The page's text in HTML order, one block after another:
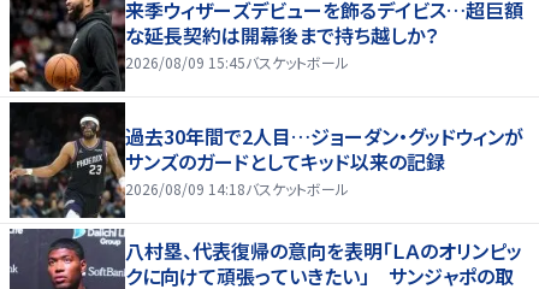
来季ウィザーズデビューを飾るデイビス…超巨額
な延長契約は開幕後まで持ち越しか？
2026/08/09 15:45バスケットボール
過去30年間で2人目…ジョーダン・グッドウィンが
サンズのガードとしてキッド以来の記録
2026/08/09 14:18バスケットボール
八村塁、代表復帰の意向を表明「ＬＡのオリンピッ
クに向けて頑張っていきたい」 サンジャポの取